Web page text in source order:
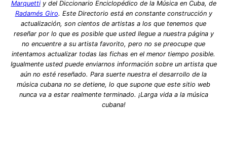
Marquettiy del Diccionario Enciclopédico de la Música en Cuba, de
Radamés Giro. Este Directorio está en constante construcción y
actualización, son cientos de artistas a los que tenemos que
reseñar por lo que es posible que usted llegue a nuestra página y
no encuentre a su artista favorito, pero no se preocupe que
intentamos actualizar todas las fichas en el menor tiempo posible.
Igualmente usted puede enviarnos información sobre un artista que
aún no esté reseñado. Para suerte nuestra el desarrollo de la
música cubana no se detiene, lo que supone que este sitio web
nunca va a estar realmente terminado. ¡Larga vida a la música
cubana!